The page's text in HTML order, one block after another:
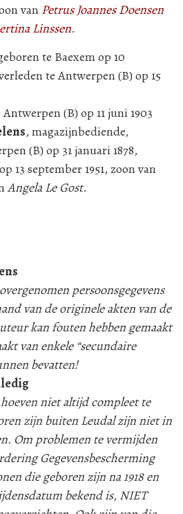
van Petrus Joannes Doensen
Linssen.
te Baexem op 10
te Antwerpen (B) op 15
(B) op 11 juni 1903
, magazijnbediende,
(B) op 31 januari 1878,
13 september 1951, zoon van
Angela Le Gost.
persoonsgegevens
van de originele akten van de
kan fouten hebben gemaakt
van enkele “secundaire
bevatten!
niet altijd compleet te
zijn buiten Leudal zijn niet in
Om problemen te vermijden
Gegevensbescherming
die geboren zijn na 1918 en
bekend is, NIET